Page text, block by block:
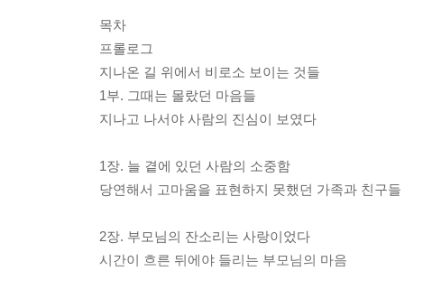
목차
프롤로그
지나온 길 위에서 비로소 보이는 것들
1부. 그때는 몰랐던 마음들
지나고 나서야 사람의 진심이 보였다
1장. 늘 곁에 있던 사람의 소중함
당연해서 고마움을 표현하지 못했던 가족과 친구들
2장. 부모님의 잔소리는 사랑이었다
시간이 흐른 뒤에야 들리는 부모님의 마음